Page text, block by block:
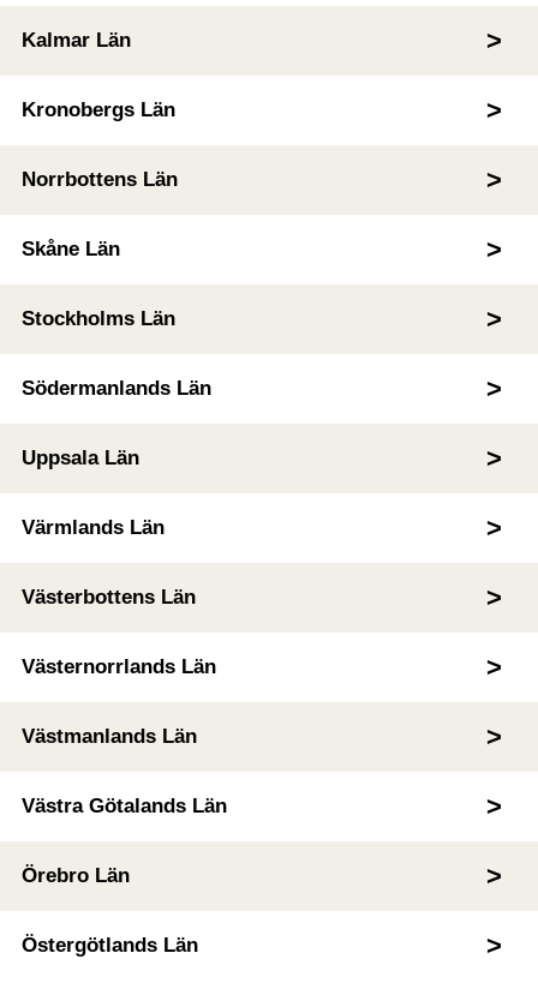
Kalmar Län
Kronobergs Län
Norrbottens Län
Skåne Län
Stockholms Län
Södermanlands Län
Uppsala Län
Värmlands Län
Västerbottens Län
Västernorrlands Län
Västmanlands Län
Västra Götalands Län
Örebro Län
Östergötlands Län